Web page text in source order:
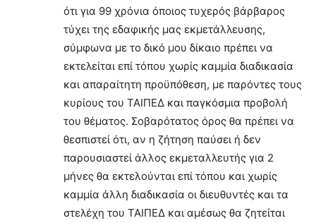
ότι για 99 χρόνια όποιος τυχερός βάρβαρος
τύχει της εδαφικής μας εκμετάλλευσης,
σύμφωνα με το δικό μου δίκαιο πρέπει να
εκτελείται επί τόπου χωρίς καμμία διαδικασία
και απαραίτητη προϋπόθεση, με παρόντες τους
κυρίους του ΤΑΙΠΕΔ και παγκόσμια προβολή
του θέματος. Σοβαρότατος όρος θα πρέπει να
θεσπιστεί ότι, αν η ζήτηση παύσει ή δεν
παρουσιαστεί άλλος εκμεταλλευτής για 2
μήνες θα εκτελούνται επί τόπου και χωρίς
καμμία άλλη διαδικασία οι διευθυντές και τα
στελέχη του ΤΑΙΠΕΔ και αμέσως θα ζητείται